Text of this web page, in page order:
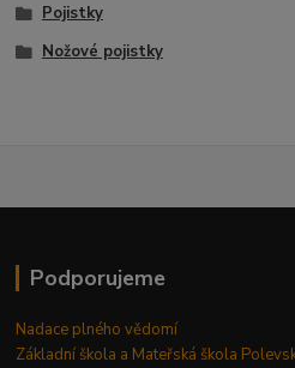
Pojistky
Nožové pojistky
Podporujeme
Nadace plného vědomí
Základní škola a Mateřská škola